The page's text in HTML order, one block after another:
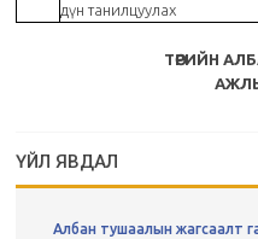
дүн танилцуулах
ТӨРИЙН
ҮЙЛ ЯВДАЛ
Албан тушаалын жагсаалт